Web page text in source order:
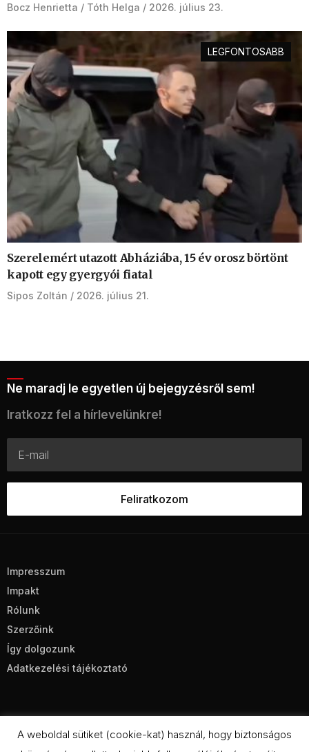
Bocz Henrietta Tóth Helga 2026. július 23.
LEGFONTOSABB
Szerelemért utazott Abháziába, 15 év orosz börtönt
kapott egy gyergyói fiatal
Sipos Zoltán 2026. július 21.
Ne maradj le egyetlen új bejegyzésről sem!
Iratkozz fel a hírlevelünkre!
Impresszum
Impakt
Rólunk
Szerzőink
Így dolgozunk
Adatkezelési tájékoztató
A weboldal sütiket (cookie-kat) használ, hogy biztonságos